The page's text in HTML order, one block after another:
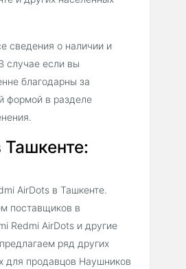
сведения о наличии и
случае если вы
благодарны за
формой в разделе
AirDots в Ташкенте.
поставщиков в
Redmi AirDots и другие
ряд других
для продавцов Наушников